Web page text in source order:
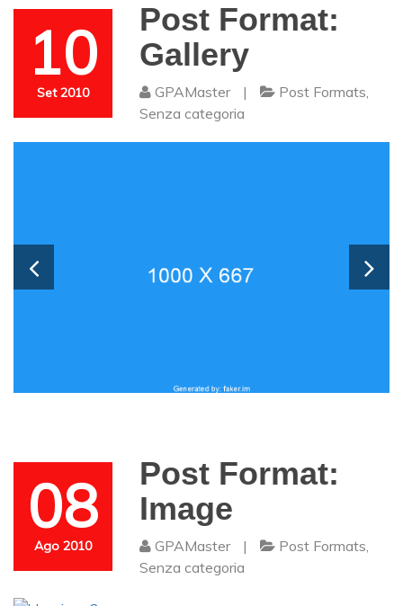
10
Set 2010
Post Format:
Gallery
GPAMaster | Post Formats,
Senza categoria
08
Ago 2010
Post Format:
Image
GPAMaster | Post Formats
Senza categoria